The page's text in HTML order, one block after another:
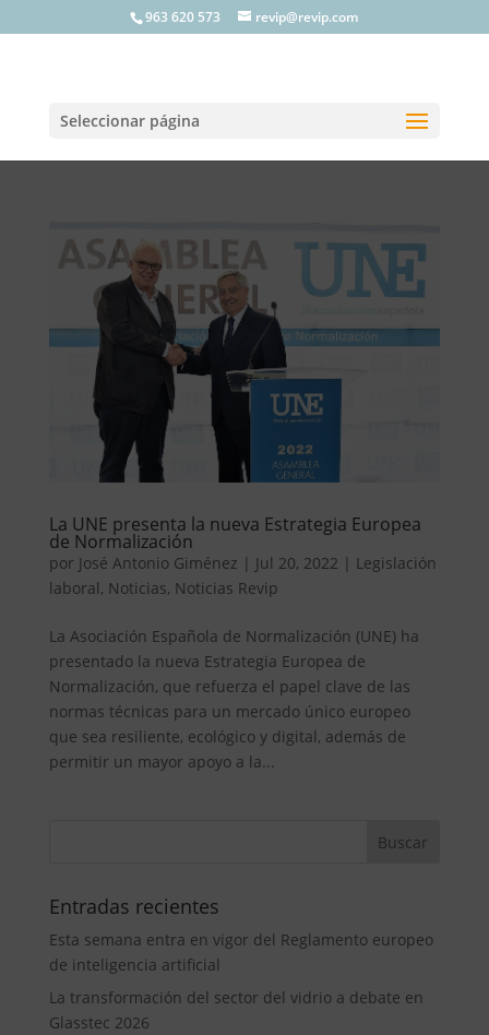
963 620 573 revip@revip.com
Seleccionar página
La UNE presenta la nueva Estrategia Europea
de Normalización
por José Antonio Giménez | Jul 20, 2022 | Legislación
laboral, Noticias, Noticias Revip
La Asociación Española de Normalización (UNE) ha
presentado la nueva Estrategia Europea de
Normalización, que refuerza el papel clave de las
normas técnicas para un mercado único europeo
que sea resiliente, ecológico y digital, además de
permitir un mayor apoyo a la...
Entradas recientes
Esta semana entra en vigor del Reglamento europeo
de inteligencia artificial
La transformación del sector del vidrio a debate en
Glasstec 2026